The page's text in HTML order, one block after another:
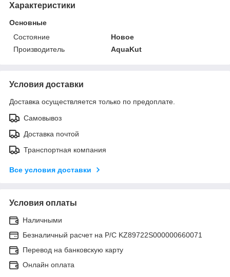
Характеристики
Основные
Состояние
Новое
Производитель
AquaKut
Условия доставки
Доставка осуществляется только по предоплате.
Самовывоз
Доставка почтой
Транспортная компания
Все условия доставки
Условия оплаты
Наличными
Безналичный расчет на Р/С KZ89722S000000660071
Перевод на банковскую карту
Онлайн оплата